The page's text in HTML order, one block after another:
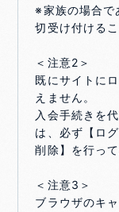
※家族の場合で
切受け付ける
＜注意2＞
既にサイトに
えません。
入会手続きを
は、必ず【ロ
削除】を行っ
＜注意3＞
ブラウザのキ